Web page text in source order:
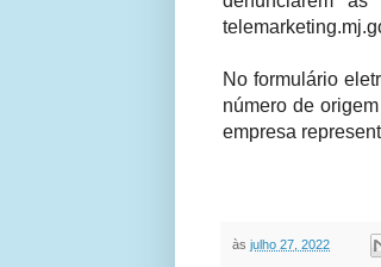
No formulário
número de
empresa
às julho 27, 2022